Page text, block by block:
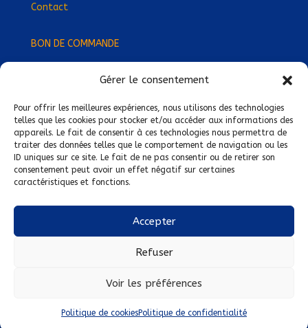
Gérer le consentement
Pour offrir les meilleures expériences, nous utilisons des technologies
telles que les cookies pour stocker et/ou accéder aux informations des
appareils. Le fait de consentir à ces technologies nous permettra de
traiter des données telles que le comportement de navigation ou les
ID uniques sur ce site. Le fait de ne pas consentir ou de retirer son
consentement peut avoir un effet négatif sur certaines
caractéristiques et fonctions.
Accepter
Refuser
Voir les préférences
Politique de cookiesPolitique de confidentialité
Contact
BON DE COMMANDE
Devenez Délégué·e Régional·e !
Trouvez-nous près de chez vous !
Mentions légales
Conditions générales de vente
Politique de confidentialité